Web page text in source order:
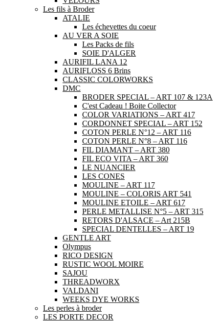
Les fils à Broder
ATALIE
Les échevettes du coeur
AU VER A SOIE
Les Packs de fils
SOIE D'ALGER
AURIFIL LANA 12
AURIFLOSS 6 Brins
CLASSIC COLORWORKS
DMC
BRODER SPECIAL – ART 107 & 123A
C'est Cadeau ! Boite Collector
COLOR VARIATIONS – ART 417
CORDONNET SPECIAL – ART 152
COTON PERLE N°12 – ART 116
COTON PERLE N°8 – ART 116
FIL DIAMANT – ART 380
FIL ECO VITA – ART 360
LE NUANCIER
LES CONES
MOULINE – ART 117
MOULINE – COLORIS ART 541
MOULINE ETOILE – ART 617
PERLE METALLISE N°5 – ART 315
RETORS D'ALSACE – Art 215B
SPECIAL DENTELLES – ART 19
GENTLE ART
Olympus
RICO DESIGN
RUSTIC WOOL MOIRE
SAJOU
THREADWORX
VALDANI
WEEKS DYE WORKS
Les perles à broder
LES PORTE DECOR